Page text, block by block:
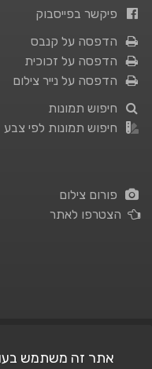
פיקשר בפייסבוק
הדפסה על קנבס
הדפסה על זכוכית
הדפסה על נייר צילום
חיפוש תמונות
חיפוש תמונות לפי צבע
פורום צילום
הצטרפו לאתר